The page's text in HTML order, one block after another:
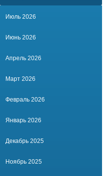
Июль 2026
Июнь 2026
Апрель 2026
Март 2026
Февраль 2026
Январь 2026
Декабрь 2025
Ноябрь 2025